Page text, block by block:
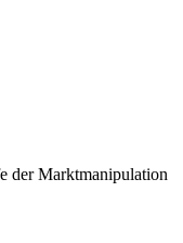
der Marktmanipulation